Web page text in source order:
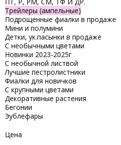
Трейлеры (ампельные)
Подрощенные фиалки в продаже
Мини и полумини
Детки, ук.пасынки в продаже
С необычными цветами
Новинки 2023-2025г
С необычной листвой
Лучшие пестролистники
Фиалки для новичков
С крупными цветами
Декоративные растения
Бегонии
Эублефары
Цена